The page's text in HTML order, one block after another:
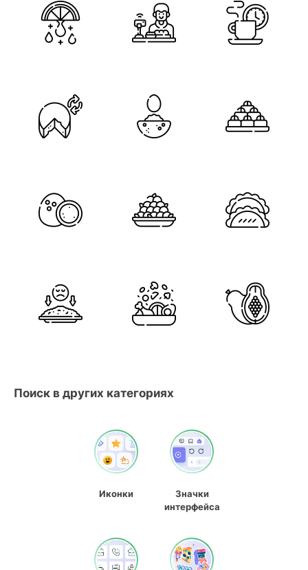
Поиск в других категориях
Иконки
Значки
интерфейса